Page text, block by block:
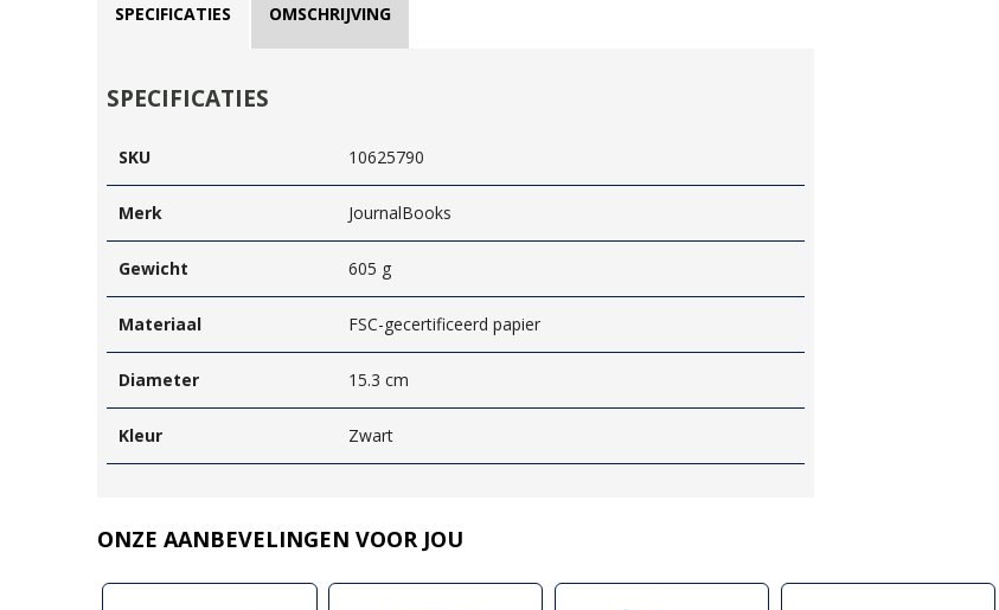
SPECIFICATIES OMSCHRIJVING
SPECIFICATIES
SKU 10625790
Merk JournalBooks
Gewicht 605 g
Materiaal FSC-gecertificeerd papier
Diameter 15.3 cm
Kleur Zwart
ONZE AANBEVELINGEN VOOR JOU